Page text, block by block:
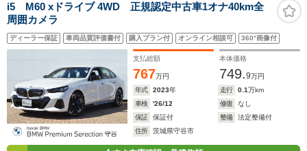
i5 M60 xドライブ 4WD 正規認定中古車1オナ40km全
周囲カメラ
ディーラー保証 車両品質評価書付 購入プラン付 オンライン相談可 360°画像付
支払総額
767万円
本体価格
749.9万円
年式
2023年 走行 0.1万km
車検
'26/12 修復
なし
保証
保証付 整備
法定整備付
住所
茨城県守谷市